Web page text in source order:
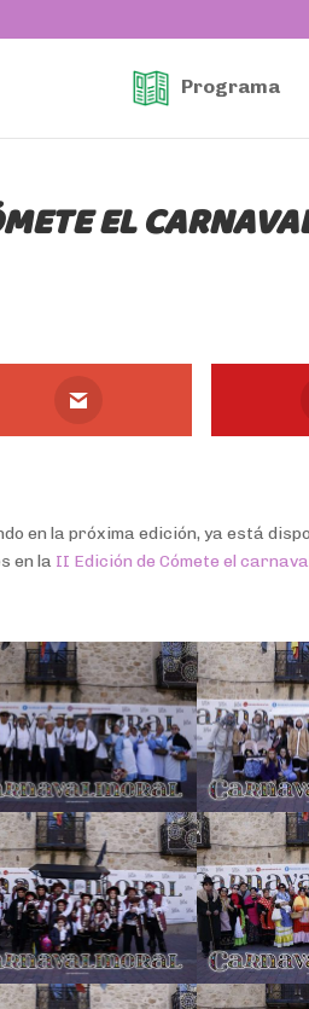
Programa
EL
en la próxima edición, ya está
en la II Edición de Cómete el
Gmail Twitter
Gmail Twitter